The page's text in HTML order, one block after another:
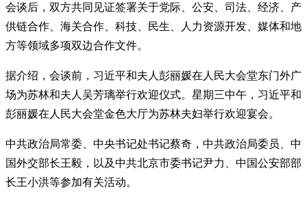
会谈后，双方共同见证签署关于党际、公安、司法、经济、产
供链合作、海关合作、科技、民生、人力资源开发、媒体和地
方等领域多项双边合作文件。
据介绍，会谈前，习近平和夫人彭丽媛在人民大会堂东门外广
场为苏林和夫人吴芳璃举行欢迎仪式。星期三中午，习近平和
彭丽媛在人民大会堂金色大厅为苏林夫妇举行欢迎宴会。
中共政治局常委、中央书记处书记蔡奇，中共政治局委员、中
国外交部长王毅，以及中共北京市委书记尹力、中国公安部部
长王小洪等参加有关活动。